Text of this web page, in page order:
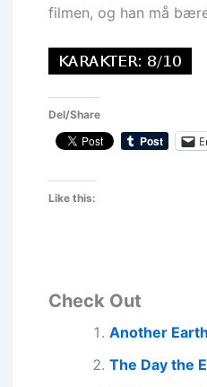
filmen, og han må
Del/Share
Like this:
Check Out
Another
The Day the